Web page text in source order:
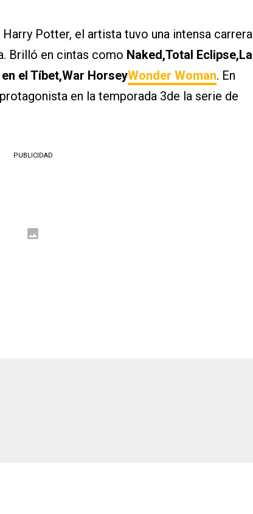
Potter, el artista tuvo una intensa carrera
Brilló en cintas como Naked,Total Eclipse,La
el Tíbet,War HorseyWonder Woman. En
en la temporada 3de la serie de
PUBLICIDAD